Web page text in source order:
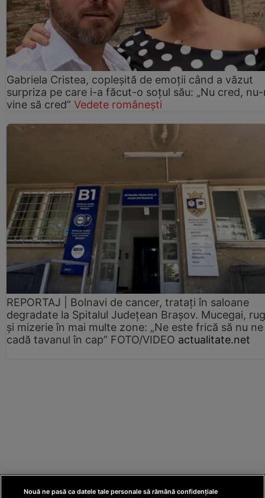
Gabriela Cristea, copleșită de emoții când a văzut
surpriza pe care i-a făcut-o soțul său: „Nu cred,
vine să cred” Vedete românești
REPORTAJ | Bolnavi de cancer, tratați în saloane
degradate la Spitalul Județean Brașov. Mucegai,
și mizerie în mai multe zone: „Ne este frică să nu ne
cadă tavanul în cap” FOTO/VIDEO actualitate.net
Nouă ne pasă ca datele tale personale să rămână confidențiale